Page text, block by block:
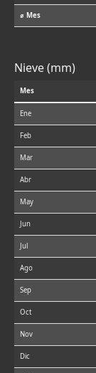
⌀ Mes
Nieve (mm)
Mes
Ene
Feb
Mar
Abr
May
Jun
Jul
Ago
Sep
Oct
Nov
Dic